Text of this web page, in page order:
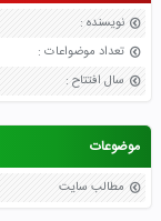
نویسنده :
تعداد موضواعات :
سال افتتاح :
موضوعات
مطالب سایت